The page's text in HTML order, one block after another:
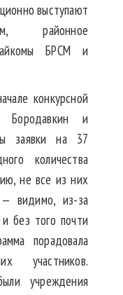
выступают
районное
БРСМ и
конкурсной
Бородавкин и
заявки на 37
количества
не все из них
видимо, из-за
без того почти
порадовала
участников.
учреждения